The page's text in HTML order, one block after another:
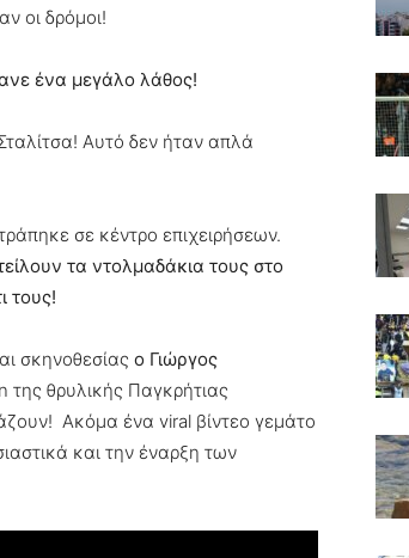
οι δρόμοι!
ένα μεγάλο λάθος!
Αυτό δεν ήταν απλά
σε κέντρο επιχειρήσεων.
τα ντολμαδάκια τους στο
τους!
σκηνοθεσίας ο Γιώργος
θρυλικής Παγκρήτιας
Ακόμα ένα viral βίντεο γεμάτο
και την έναρξη των